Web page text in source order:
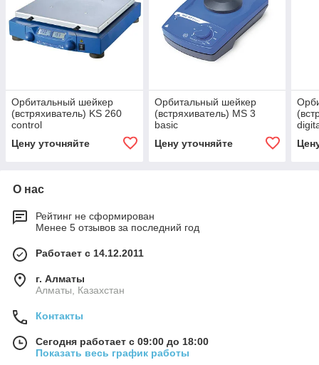
Орбитальный шейкер
(встряхиватель) KS 260
control
Цену уточняйте
Орбитальный шейкер
(встряхиватель) MS 3
basic
Цену уточняйте
О нас
Рейтинг не сформирован
Менее 5 отзывов за последний год
Работает с 14.12.2011
г. Алматы
Алматы, Казахстан
Контакты
Сегодня работает с 09:00 до 18:00
Показать весь график работы